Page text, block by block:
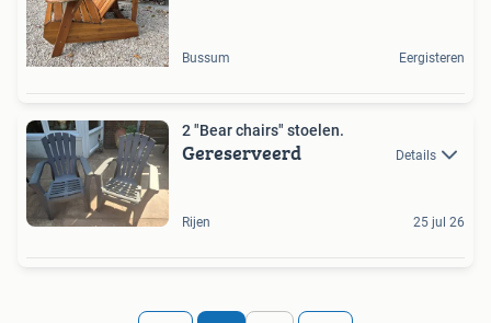
Bussum Eergisteren
2 "Bear chairs" stoelen.
Gereserveerd Details
Rijen 25 jul 26